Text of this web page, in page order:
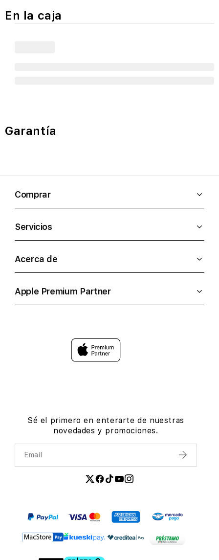
En la caja
Garantía
Comprar
Servicios
Acerca de
Apple Premium Partner
Sé el primero en enterarte de nuestras
novedades y promociones.
Email